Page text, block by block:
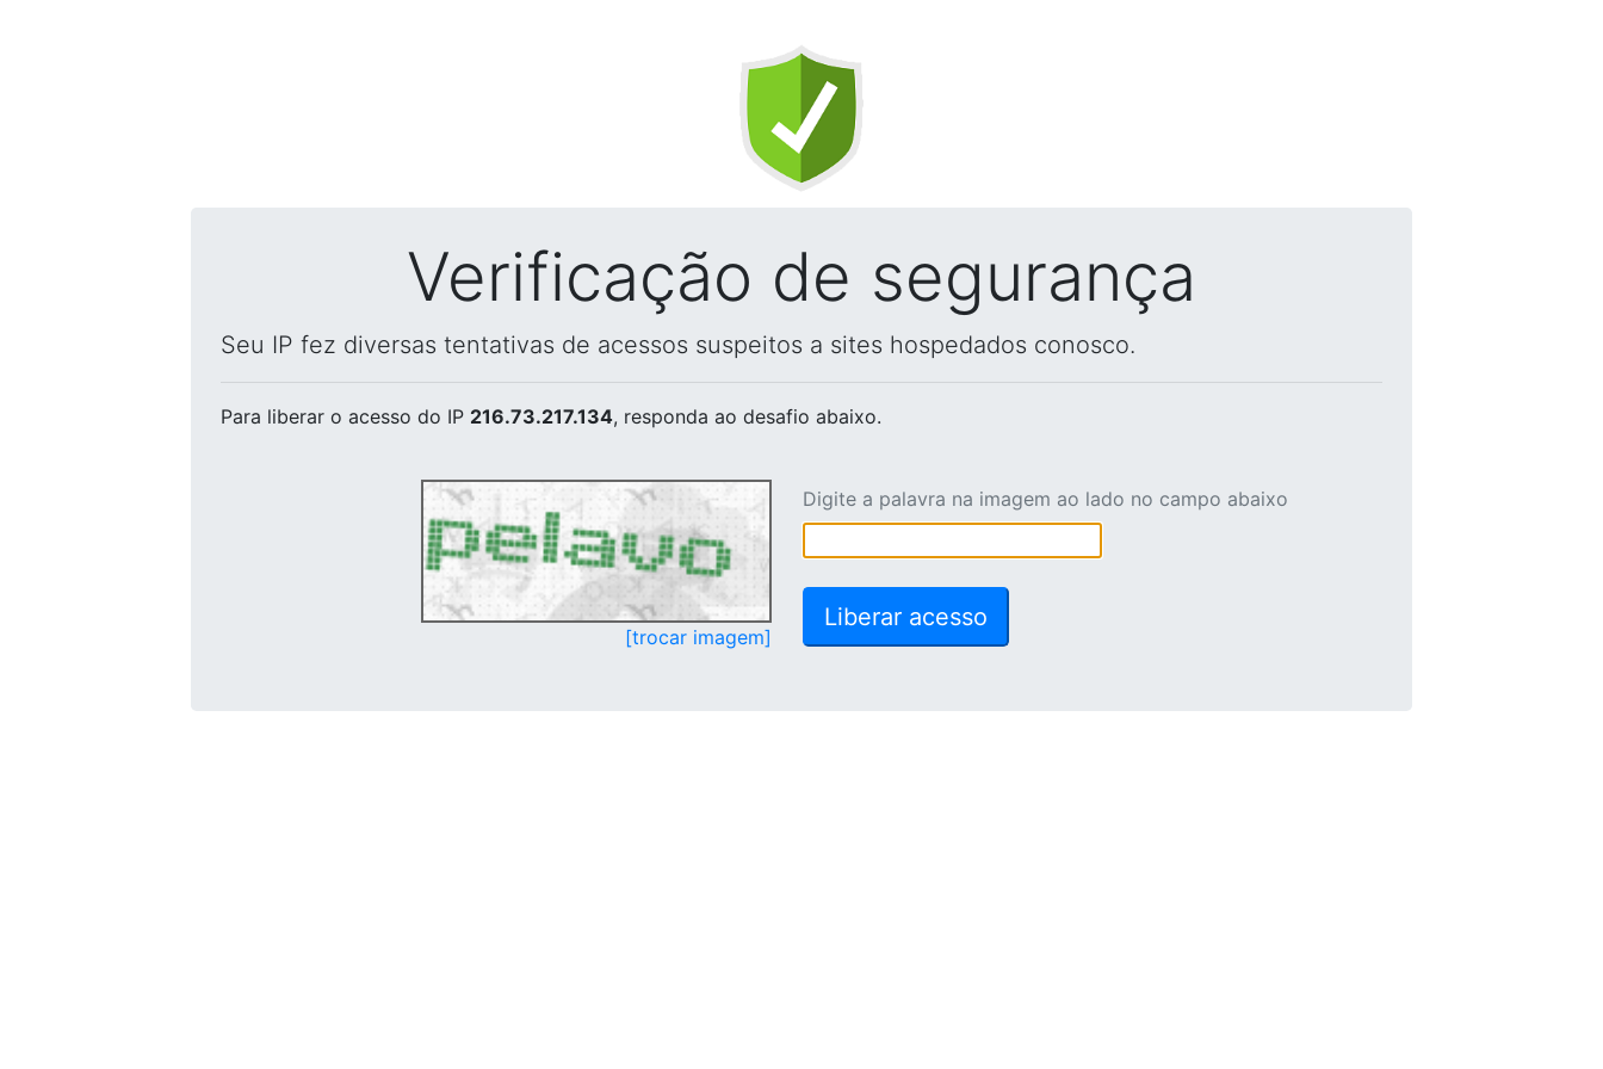
Verificação de segurança
Seu IP fez diversas tentativas de acessos suspeitos a sites hospedados conosco.
Para liberar o acesso do IP 216.73.217.134, responda ao desafio abaixo.
[trocar imagem]
Digite a palavra na imagem ao lado no campo abaixo